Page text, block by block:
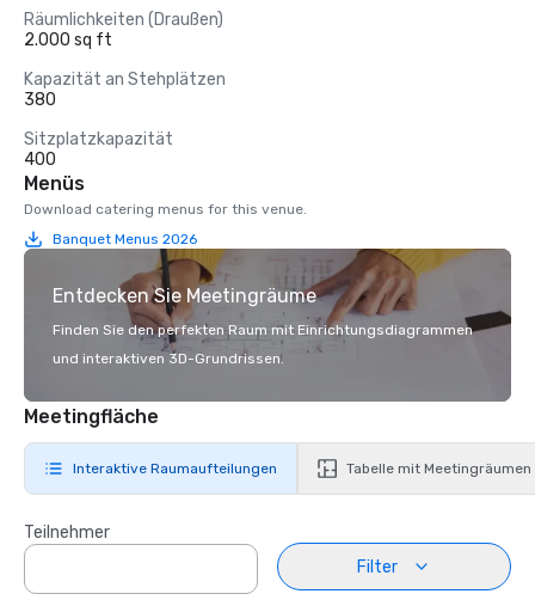
Räumlichkeiten (Draußen)
2.000 sq ft
Kapazität an Stehplätzen
380
Sitzplatzkapazität
400
Menüs
Download catering menus for this venue.
Banquet Menus 2026
Entdecken Sie Meetingräume
Finden Sie den perfekten Raum mit Einrichtungsdiagrammen
und interaktiven 3D-Grundrissen.
Meetingfläche
Interaktive Raumaufteilungen Tabelle mit Meetingräumen
Teilnehmer
Filter